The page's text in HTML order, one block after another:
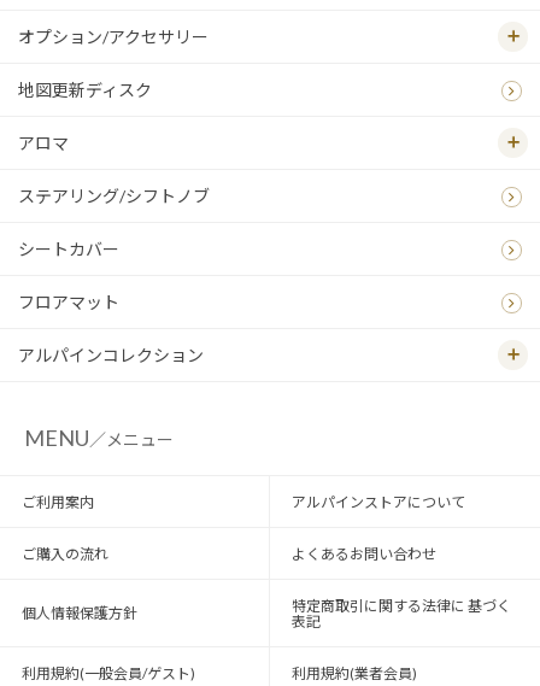
オプション/アクセサリー
地図更新ディスク
アロマ
ステアリング/シフトノブ
シートカバー
フロアマット
アルパインコレクション
MENU／メニュー
ご利用案内 アルパインストアについて
ご購入の流れ よくあるお問い合わせ
個人情報保護方針
特定商取引に関する法律に 基づく
表記
利用規約(一般会員/ゲスト) 利用規約(業者会員)